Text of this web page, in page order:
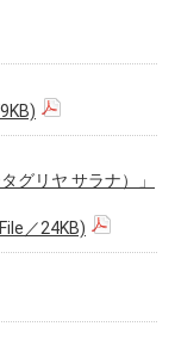
グリヤ サラナ）」
／24KB)